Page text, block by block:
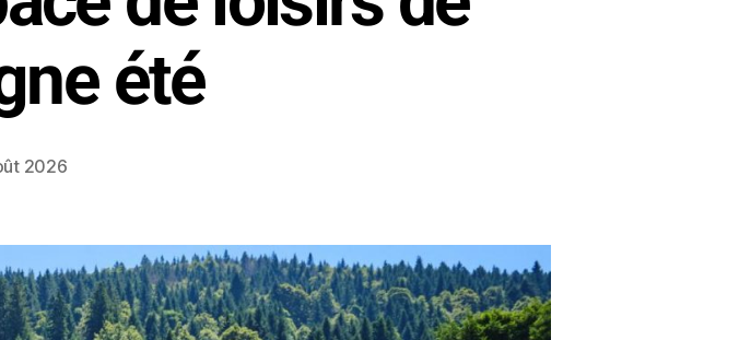
été
2026